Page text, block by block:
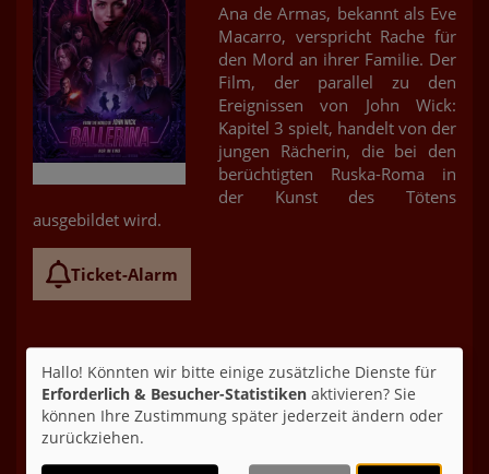
Ana de Armas, bekannt als Eve
Macarro, verspricht Rache für
den Mord an ihrer Familie. Der
Film, der parallel zu den
Ereignissen von John Wick:
Kapitel 3 spielt, handelt von der
jungen Rächerin, die bei den
berüchtigten Ruska-Roma in
der Kunst des Tötens
ausgebildet wird.
Ticket-Alarm
Altersfreigabe:
Hallo! Könnten wir bitte einige zusätzliche Dienste für
Erforderlich & Besucher-Statistiken aktivieren? Sie
können Ihre Zustimmung später jederzeit ändern oder
zurückziehen.